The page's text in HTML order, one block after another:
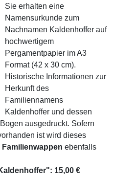
Sie erhalten eine
Namensurkunde zum
Nachnamen Kaldenhoffer auf
hochwertigem
Pergamentpapier im A3
Format (42 x 30 cm).
Historische Informationen zur
Herkunft des
Familiennamens
Kaldenhoffer und dessen
ausgedruckt. Sofern
ist wird dieses
Familienwappen ebenfalls
15,00 €